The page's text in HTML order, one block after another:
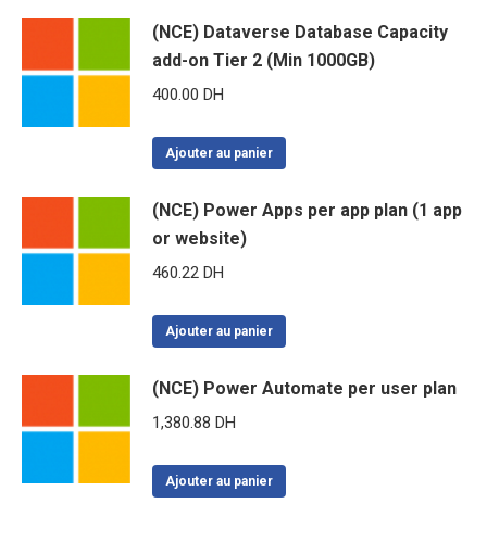
(NCE) Dataverse Database Capacity
add-on Tier 2 (Min 1000GB)
400.00 DH
Ajouter au panier
(NCE) Power Apps per app plan (1 app
or website)
460.22 DH
Ajouter au panier
(NCE) Power Automate per user plan
1,380.88 DH
Ajouter au panier